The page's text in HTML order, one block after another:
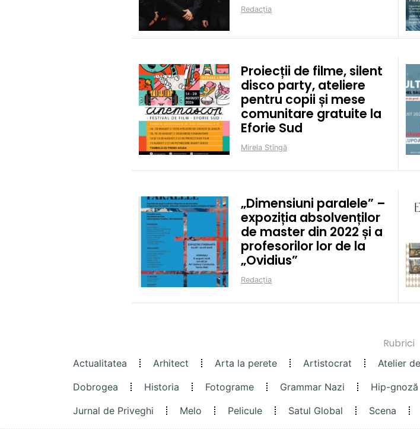
Redacția
Proiecții de filme, silent
disco party, ateliere
pentru copii și mese
comunitare gratuite la
Eforie Sud
Mirela Stîngă
„Dimensiuni paralele” –
expoziția absolvenților
de master din 2022 și a
profesorilor lor de la
„Ovidius”
Redacția
Rubrici
Actualitatea Arhitect Arta la perete Artistocrat Atelier
Dobrogea
Historia Fotograme Grammar Nazi Hip-gnoză
Jurnal de Priveghi
Melo Pelicule Satul Global Scena